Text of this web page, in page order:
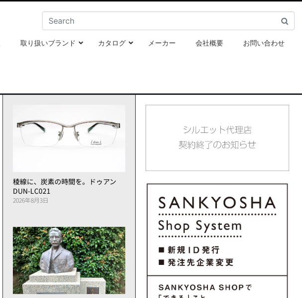
取り扱いブランド カタログ メーカー 会社概要 お問い合わせ
稜線に、炭素の時間を。ドゥアン
DUN-LC021
2026年8月3日